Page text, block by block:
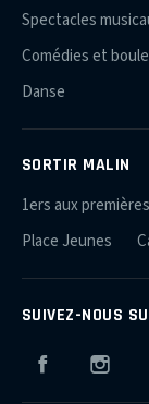
Spectacles
Comédies et
Danse
SORTIR MALIN
1ers aux premières
Place Jeunes
SUIVEZ-NOUS
Facebook